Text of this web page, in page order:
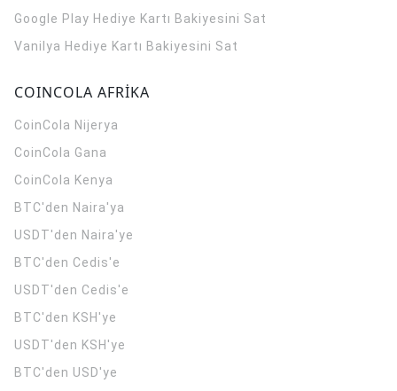
Google Play Hediye Kartı Bakiyesini Sat
Vanilya Hediye Kartı Bakiyesini Sat
COINCOLA AFRİKA
CoinCola Nijerya
CoinCola Gana
CoinCola Kenya
BTC'den Naira'ya
USDT'den Naira'ye
BTC'den Cedis'e
USDT'den Cedis'e
BTC'den KSH'ye
USDT'den KSH'ye
BTC'den USD'ye